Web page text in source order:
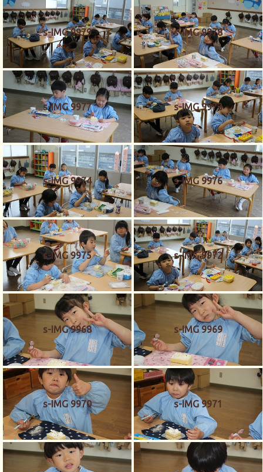
s-IMG 9979 s-IMG 9978
s-IMG 9977 s-IMG 9973
s-IMG 9974 s-IMG 9976
s-IMG 9975 s-IMG 9972
s-IMG 9968 s-IMG 9969
s-IMG 9970 s-IMG 9971